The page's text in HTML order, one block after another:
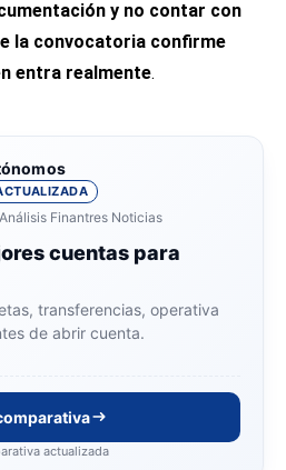
y no contar con
la convocatoria confirme
entra realmente.
Análisis Finantres Noticias
cuentas para
transferencias, operativa
de abrir cuenta.
actualizada